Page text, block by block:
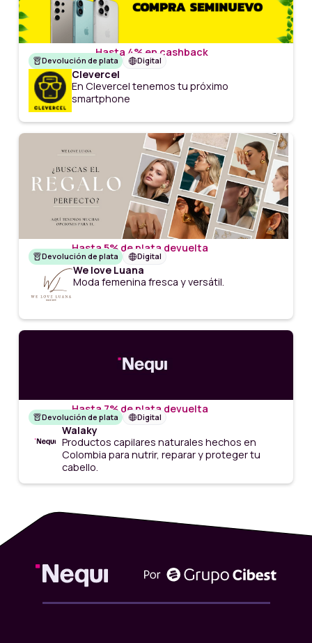
Hasta 4% en cashback
Devolución de plata Digital
Clevercel
En Clevercel tenemos tu próximo
smartphone
Hasta 5% de plata devuelta
Devolución de plata Digital
We love Luana
Moda femenina fresca y versátil.
Hasta 7% de plata devuelta
Devolución de plata Digital
Walaky
Productos capilares naturales hechos en
Colombia para nutrir, reparar y proteger tu
cabello.